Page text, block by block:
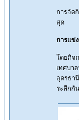
การจัด
สุด
การแข่
โดยกิจ
เทศบา
อุดรธา
ระลึกกั